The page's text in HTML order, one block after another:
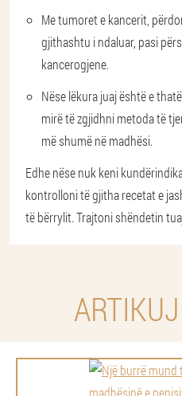
Me tumoret e kancerit,
gjithashtu i ndaluar, pasi
kancerogjene.
Nëse lëkura juaj është e
mirë të zgjidhni metoda të
më shumë në madhësi.
Edhe nëse nuk keni
kontrolloni të gjitha recetat e
të bërrylit. Trajtoni shëndetin